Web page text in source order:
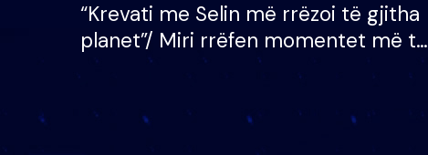
“Krevati me Selin më rrëzoi të gjitha
planet”/ Miri rrëfen momentet më të
bukura në shtëpinë e BB VIP: Do më